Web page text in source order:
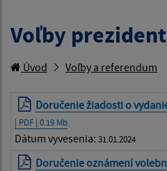
Voľby
Úvod Voľby a referendum
Doručenie žiadosti o
| PDF | 0.19 Mb
Dátum vyvesenia: 31.01.2024
Doručenie oznámení